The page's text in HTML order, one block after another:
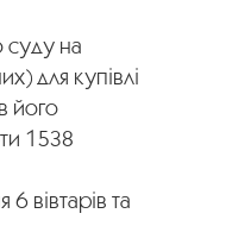
суду на
для купівлі
його
1538
вівтарів та